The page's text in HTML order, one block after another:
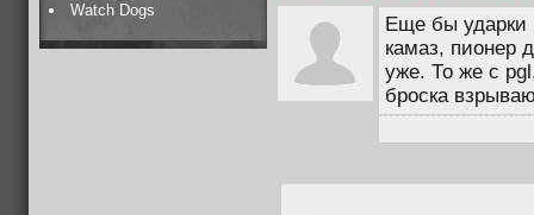
Watch Dogs
Еще бы ударки
камаз, пионер
уже. То же с
броска